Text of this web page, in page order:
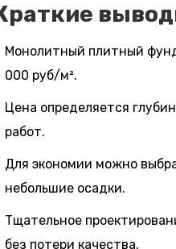
Монолитный плитный
000 руб/м².
Цена определяется
работ.
Для экономии можно
небольшие осадки.
Тщательное
без потери качества.